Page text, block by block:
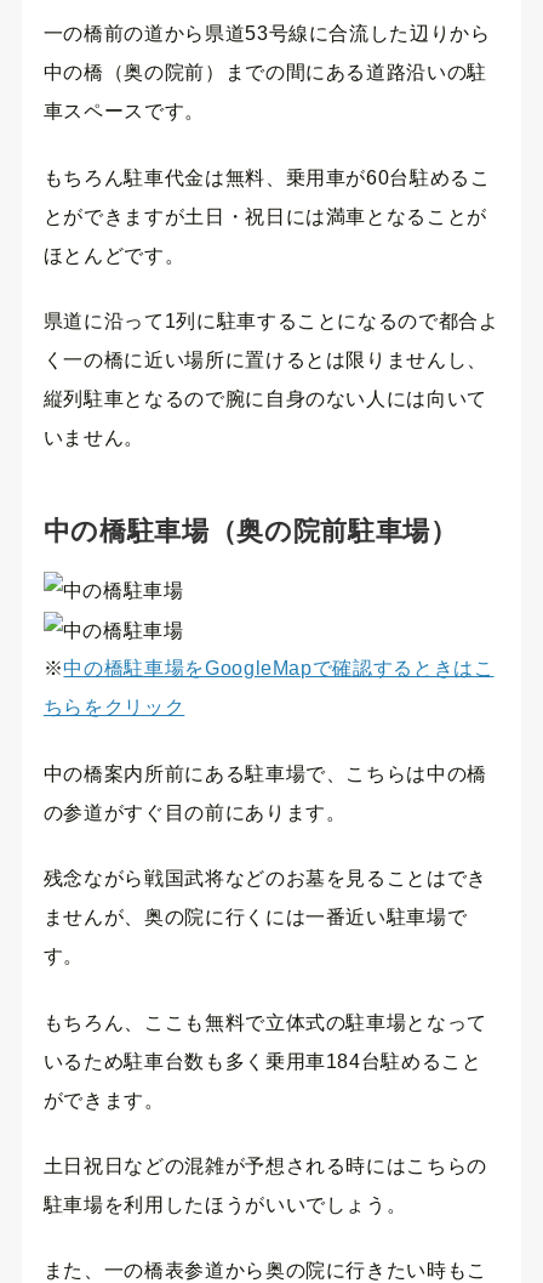
一の橋前の道から県道53号線に合流した辺りから
中の橋（奥の院前）までの間にある道路沿いの駐
車スペースです。
もちろん駐車代金は無料、乗用車が60台駐めるこ
とができますが土日・祝日には満車となることが
ほとんどです。
県道に沿って1列に駐車することになるので都合よ
く一の橋に近い場所に置けるとは限りませんし、
縦列駐車となるので腕に自身のない人には向いて
いません。
中の橋駐車場（奥の院前駐車場）
※中の橋駐車場をGoogleMapで確認するときはこ
ちらをクリック
中の橋案内所前にある駐車場で、こちらは中の橋
の参道がすぐ目の前にあります。
残念ながら戦国武将などのお墓を見ることはでき
ませんが、奥の院に行くには一番近い駐車場で
す。
もちろん、ここも無料で立体式の駐車場となって
いるため駐車台数も多く乗用車184台駐めること
ができます。
土日祝日などの混雑が予想される時にはこちらの
駐車場を利用したほうがいいでしょう。
また、一の橋表参道から奥の院に行きたい時もこ